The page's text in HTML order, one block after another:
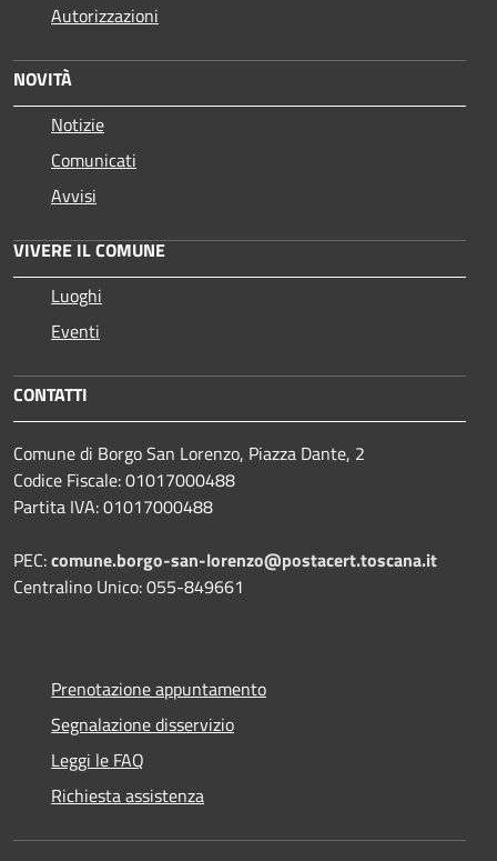
Autorizzazioni
NOVITÀ
Notizie
Comunicati
Avvisi
VIVERE IL COMUNE
Luoghi
Eventi
CONTATTI
Comune di Borgo San Lorenzo, Piazza Dante, 2
Codice Fiscale: 01017000488
Partita IVA: 01017000488
PEC:comune.borgo-san-lorenzo@postacert.toscana.it
Centralino Unico: 055-849661
Prenotazione appuntamento
Segnalazione disservizio
Leggi le FAQ
Richiesta assistenza